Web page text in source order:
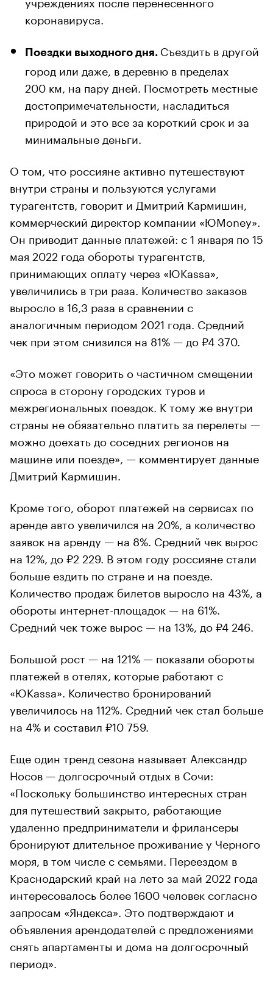
коронавируса.
Поездки выходного дня. Съездить в другой
город или даже, в деревню в пределах
200 км, на пару дней. Посмотреть местные
достопримечательности, насладиться
природой и это все за короткий срок и за
минимальные деньги.
О том, что россияне активно путешествуют
внутри страны и пользуются услугами
турагентств, говорит и Дмитрий Кармишин,
коммерческий директор компании «ЮMoney».
Он приводит данные платежей: с 1 января по 15
мая 2022 года обороты турагентств,
принимающих оплату через «ЮKassa»,
увеличились в три раза. Количество заказов
выросло в 16,3 раза в сравнении с
аналогичным периодом 2021 года. Средний
чек при этом снизился на 81% — до ₽4 370.
«Это может говорить о частичном смещении
спроса в сторону городских туров и
межрегиональных поездок. К тому же внутри
страны не обязательно платить за перелеты —
можно доехать до соседних регионов на
машине или поезде», — комментирует данные
Дмитрий Кармишин.
Кроме того, оборот платежей на сервисах по
аренде авто увеличился на 20%, а количество
заявок на аренду — на 8%. Средний чек вырос
на 12%, до ₽2 229. В этом году россияне стали
больше ездить по стране и на поезде.
Количество продаж билетов выросло на 43%, а
обороты интернет-площадок — на 61%.
Средний чек тоже вырос — на 13%, до ₽4 246.
Большой рост — на 121% — показали обороты
платежей в отелях, которые работают с
«ЮKassa». Количество бронирований
увеличилось на 112%. Средний чек стал больше
на 4% и составил ₽10 759.
Еще один тренд сезона называет Александр
Носов — долгосрочный отдых в Сочи:
«Поскольку большинство интересных стран
для путешествий закрыто, работающие
удаленно предприниматели и фрилансеры
бронируют длительное проживание у Черного
моря, в том числе с семьями. Переездом в
Краснодарский край на лето за май 2022 года
интересовалось более 1600 человек согласно
запросам «Яндекса». Это подтверждают и
объявления арендодателей с предложениями
снять апартаменты и дома на долгосрочный
период».